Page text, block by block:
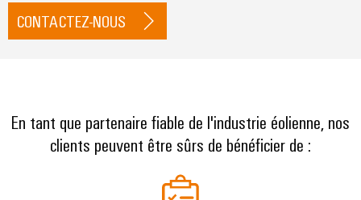
CONTACTEZ-NOUS
En tant que partenaire fiable de l'industrie éolienne, nos
clients peuvent être sûrs de bénéficier de :